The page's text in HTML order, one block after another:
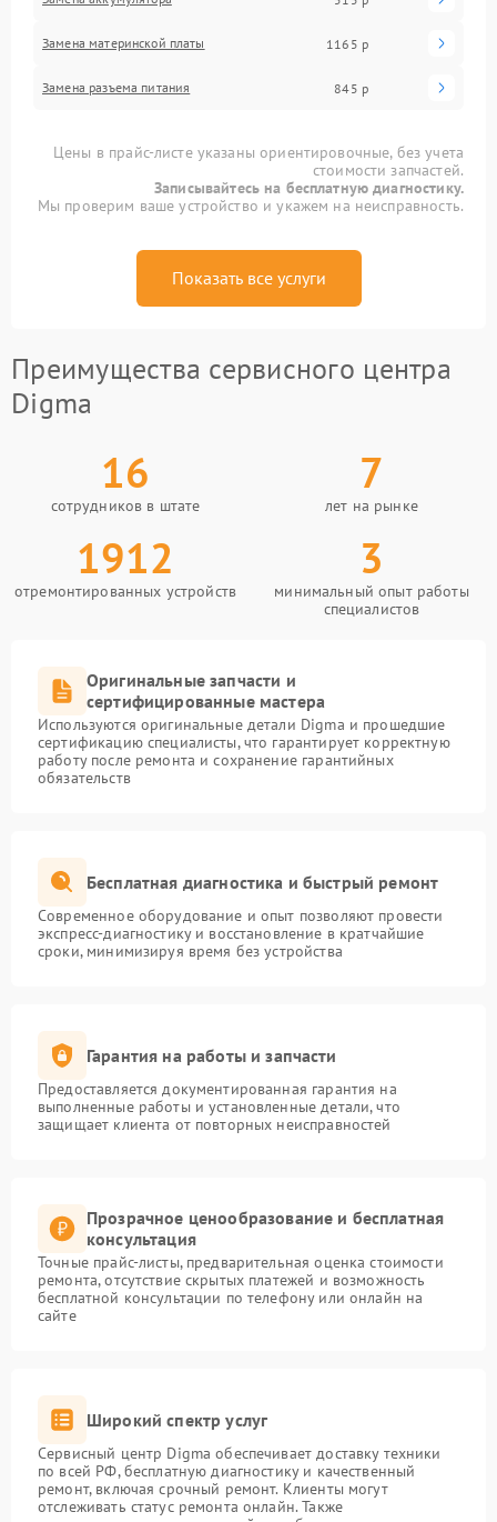
Замена материнской платы 1165 р
Замена разъема питания 845 р
Цены в прайс-листе указаны ориентировочные, без учета
стоимости запчастей.
Записывайтесь на бесплатную диагностику.
Мы проверим ваше устройство и укажем на неисправность.
Показать все услуги
Преимущества сервисного центра
Digma
16
сотрудников в штате
7
лет на рынке
1912
отремонтированных устройств
3
минимальный опыт работы
специалистов
Оригинальные запчасти и
сертифицированные мастера
Используются оригинальные детали Digma и прошедшие
сертификацию специалисты, что гарантирует корректную
работу после ремонта и сохранение гарантийных
обязательств
Бесплатная диагностика и быстрый ремонт
Современное оборудование и опыт позволяют провести
экспресс-диагностику и восстановление в кратчайшие
сроки, минимизируя время без устройства
Гарантия на работы и запчасти
Предоставляется документированная гарантия на
выполненные работы и установленные детали, что
защищает клиента от повторных неисправностей
Прозрачное ценообразование и бесплатная
консультация
Точные прайс-листы, предварительная оценка стоимости
ремонта, отсутствие скрытых платежей и возможность
бесплатной консультации по телефону или онлайн на
сайте
Широкий спектр услуг
Сервисный центр Digma обеспечивает доставку техники
по всей РФ, бесплатную диагностику и качественный
ремонт, включая срочный ремонт. Клиенты могут
отслеживать статус ремонта онлайн. Также